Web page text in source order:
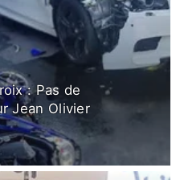
: Pas de
Jean Olivier